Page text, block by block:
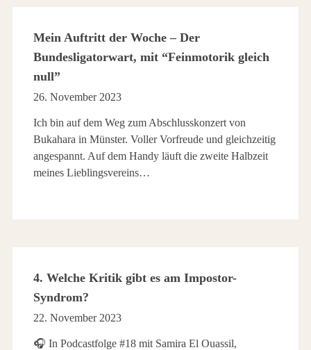
Mein Auftritt der Woche – Der
Bundesligatorwart, mit “Feinmotorik gleich
null”
26. November 2023
Ich bin auf dem Weg zum Abschlusskonzert von
Bukahara in Münster. Voller Vorfreude und gleichzeitig
angespannt. Auf dem Handy läuft die zweite Halbzeit
meines Lieblingsvereins…
4. Welche Kritik gibt es am Impostor-
Syndrom?
22. November 2023
🎧 In Podcastfolge #18 mit Samira El Ouassil,